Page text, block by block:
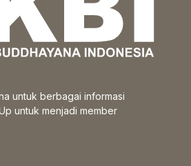
untuk berbagai informasi
untuk menjadi member